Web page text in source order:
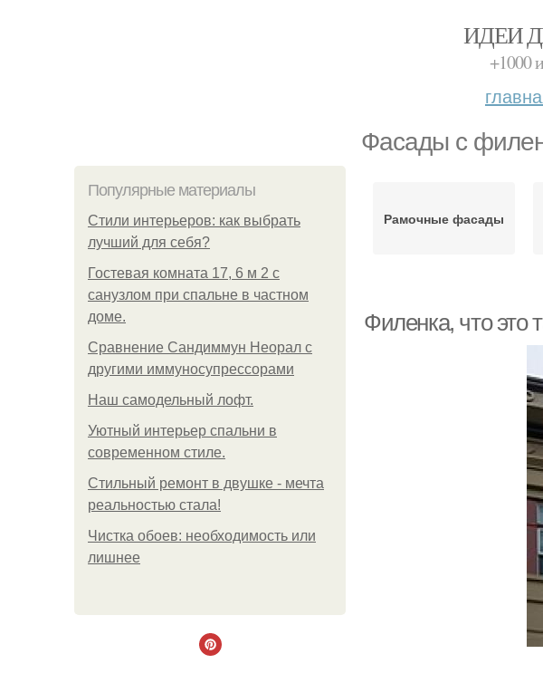
ИДЕИ
+1000
Фасады с
Популярные материалы
Стили интерьеров: как выбрать
лучший для себя?
Гостевая комната 17, 6 м 2 с
санузлом при спальне в частном
доме.
Сравнение Сандиммун Неорал с
другими иммуносупрессорами
Наш самодельный лофт.
Уютный интерьер спальни в
современном стиле.
Стильный ремонт в двушке - мечта
реальностью стала!
Чистка обоев: необходимость или
лишнее
Рамочные фасады
Филенка, что это